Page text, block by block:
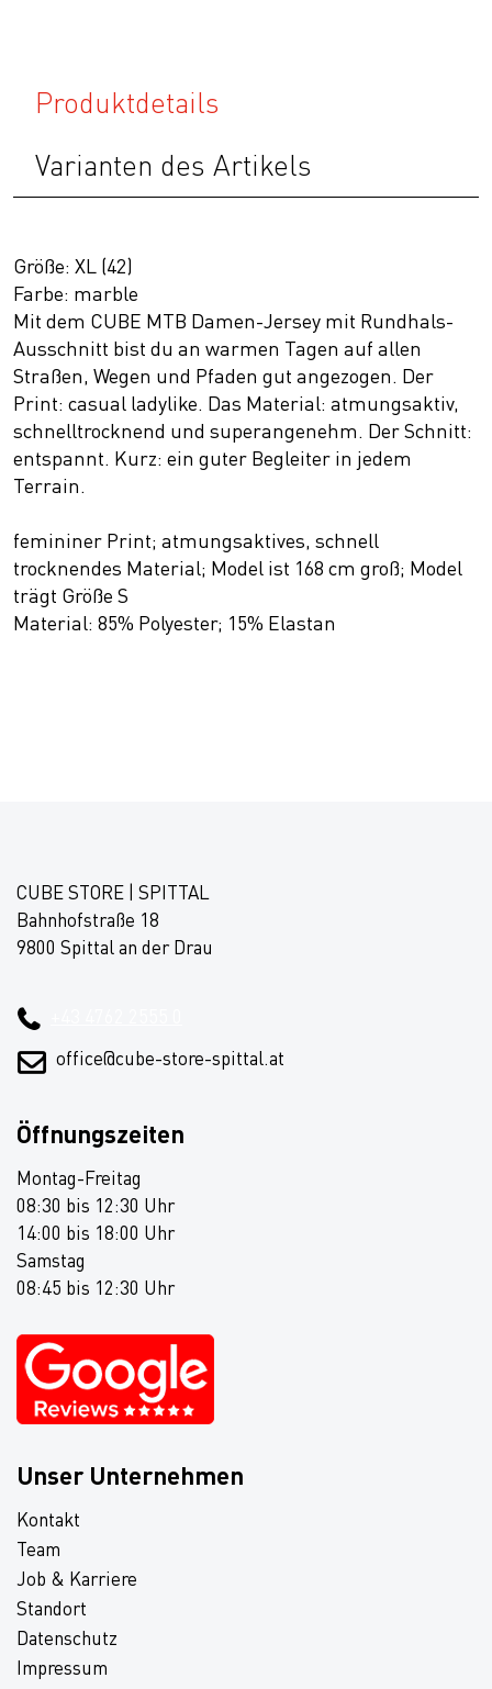
Produktdetails
Varianten des Artikels
Größe: XL (42)
Farbe: marble
Mit dem CUBE MTB Damen-Jersey mit Rundhals-
Ausschnitt bist du an warmen Tagen auf allen
Straßen, Wegen und Pfaden gut angezogen. Der
Print: casual ladylike. Das Material: atmungsaktiv,
schnelltrocknend und superangenehm. Der Schnitt:
entspannt. Kurz: ein guter Begleiter in jedem
Terrain.
femininer Print; atmungsaktives, schnell
trocknendes Material; Model ist 168 cm groß; Model
trägt Größe S
Material: 85% Polyester; 15% Elastan
CUBE STORE | SPITTAL
Bahnhofstraße 18
9800 Spittal an der Drau
office@cube-store-spittal.at
Öffnungszeiten
Montag-Freitag
08:30 bis 12:30 Uhr
14:00 bis 18:00 Uhr
Samstag
08:45 bis 12:30 Uhr
Unser Unternehmen
Kontakt
Team
Job & Karriere
Standort
Datenschutz
Impressum